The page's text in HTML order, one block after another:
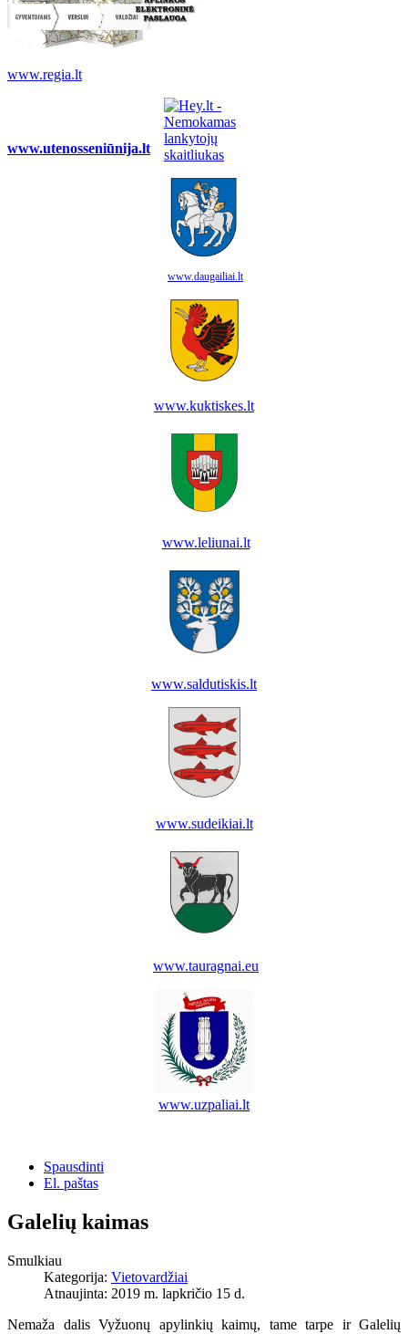
www.regia.lt
www.utenosseniūnija.lt
www.daugailiai.lt
www.kuktiskes.lt
www.leliunai.lt
www.saldutiskis.lt
www.sudeikiai.lt
www.tauragnai.eu
www.uzpaliai.lt
Spausdinti
El. paštas
Galelių kaimas
Smulkiau
Kategorija: Vietovardžiai
Atnaujinta: 2019 m. lapkričio 15 d.
Nemaža dalis Vyžuonų apylinkių kaimų, tame tarpe ir Galelių